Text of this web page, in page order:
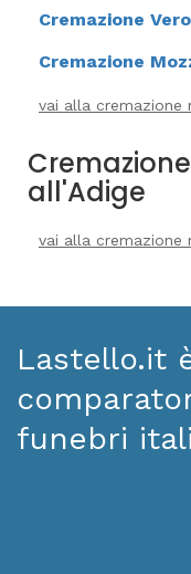
Cremazione
Cremazione
vai alla cremazione
all'Adige
vai alla cremazione
Lastello.it
funebri